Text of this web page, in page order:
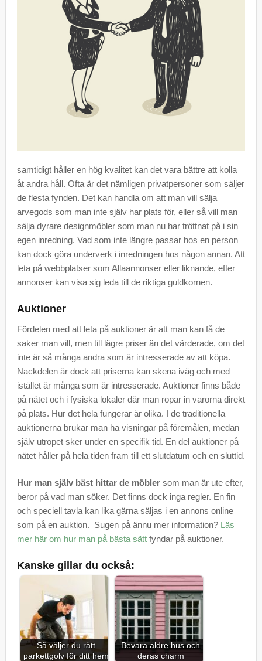
samtidigt håller en hög kvalitet kan det vara bättre att kolla
åt andra håll. Ofta är det nämligen privatpersoner som säljer
de flesta fynden. Det kan handla om att man vill sälja
arvegods som man inte själv har plats för, eller så vill man
sälja dyrare designmöbler som man nu har tröttnat på i sin
egen inredning. Vad som inte längre passar hos en person
kan dock göra underverk i inredningen hos någon annan. Att
leta på webbplatser som Allaannonser eller liknande, efter
annonser kan visa sig leda till de riktiga guldkornen.
Auktioner
Fördelen med att leta på auktioner är att man kan få de
saker man vill, men till lägre priser än det värderade, om det
inte är så många andra som är intresserade av att köpa.
Nackdelen är dock att priserna kan skena iväg och med
istället är många som är intresserade. Auktioner finns både
på nätet och i fysiska lokaler där man ropar in varorna direkt
på plats. Hur det hela fungerar är olika. I de traditionella
auktionerna brukar man ha visningar på föremålen, medan
själv utropet sker under en specifik tid. En del auktioner på
nätet håller på hela tiden fram till ett slutdatum och en sluttid.
Hur man själv bäst hittar de möblersom man är ute efter,
beror på vad man söker. Det finns dock inga regler. En fin
och speciell tavla kan lika gärna säljas i en annons online
som på en auktion. Sugen på ännu mer information? Läs
mer här om hur man på bästa sätt fyndar på auktioner.
Kanske gillar du också:
Så väljer du rätt
parkettgolv för ditt hem
Bevara äldre hus och
deras charm